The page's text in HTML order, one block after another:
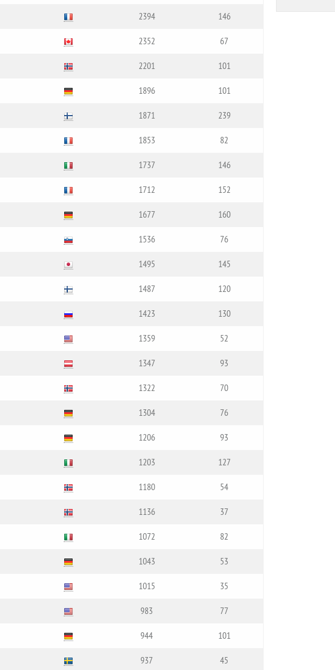
2394 146
2352 67
2201 101
1896 101
1871 239
1853 82
1737 146
1712 152
1677 160
1536 76
1495 145
1487 120
1423 130
1359 52
1347 93
1322 70
1304 76
1206 93
1203 127
1180 54
1136 37
1072 82
1043 53
1015 35
983 77
944 101
937 45